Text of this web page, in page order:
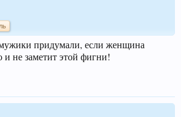
придумали, если женщина
и не заметит этой фигни!